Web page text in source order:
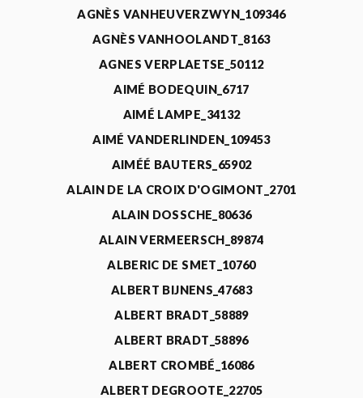
AGNÈS VANHEUVERZWYN_109346
AGNÈS VANHOOLANDT_8163
AGNES VERPLAETSE_50112
AIMÉ BODEQUIN_6717
AIMÉ LAMPE_34132
AIMÉ VANDERLINDEN_109453
AIMÉÉ BAUTERS_65902
ALAIN DE LA CROIX D'OGIMONT_2701
ALAIN DOSSCHE_80636
ALAIN VERMEERSCH_89874
ALBERIC DE SMET_10760
ALBERT BIJNENS_47683
ALBERT BRADT_58889
ALBERT BRADT_58896
ALBERT CROMBÉ_16086
ALBERT DEGROOTE_22705